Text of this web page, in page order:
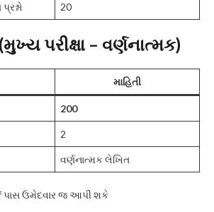
20
પરીક્ષા – વર્ણનાત્મક)
માહિતી
200
2
વર્ણનાત્મક લેખિત
પાસ ઉમેદવાર જ આપી શકે